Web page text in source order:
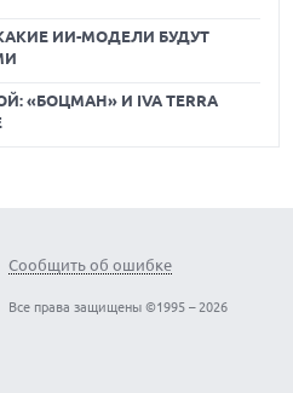
ИИ-МОДЕЛИ БУДУТ
«БОЦМАН» И IVA TERRA
Сообщить об ошибке
Все права защищены ©1995 – 2026